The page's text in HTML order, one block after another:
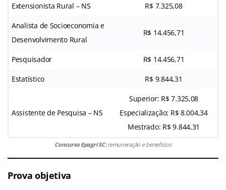
Extensionista Rural – NS R$ 7.325,08
Analista de Socioeconomia e
Desenvolvimento Rural
R$ 14.456,71
Pesquisador R$ 14.456,71
Estatístico R$ 9.844,31
Assistente de Pesquisa – NS
Superior: R$ 7.325,08
Especialização: R$ 8.004,34
Mestrado: R$ 9.844,31
Concurso Epagri SC:remuneração e benefícios
Prova objetiva